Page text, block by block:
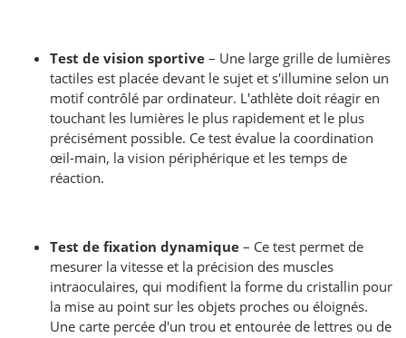
Test de vision sportive – Une large grille de lumières
tactiles est placée devant le sujet et s'illumine selon un
motif contrôlé par ordinateur. L'athlète doit réagir en
touchant les lumières le plus rapidement et le plus
précisément possible. Ce test évalue la coordination
œil-main, la vision périphérique et les temps de
réaction.
Test de fixation dynamique – Ce test permet de
mesurer la vitesse et la précision des muscles
intraoculaires, qui modifient la forme du cristallin pour
la mise au point sur les objets proches ou éloignés.
Une carte percée d'un trou et entourée de lettres ou de